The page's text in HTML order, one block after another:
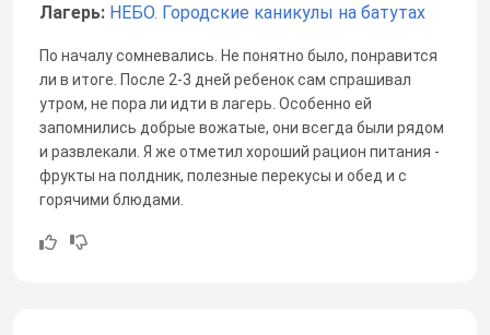
Лагерь: НЕБО. Городские каникулы на батутах
По началу сомневались. Не понятно было, понравится
ли в итоге. После 2-3 дней ребенок сам спрашивал
утром, не пора ли идти в лагерь. Особенно ей
запомнились добрые вожатые, они всегда были рядом
и развлекали. Я же отметил хороший рацион питания -
фрукты на полдник, полезные перекусы и обед и с
горячими блюдами.